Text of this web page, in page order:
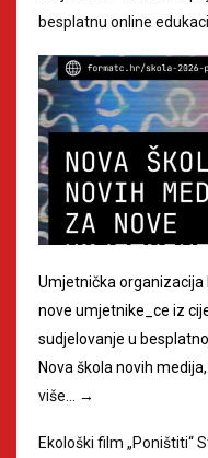
besplatnu online
Umjetnička organizacija
nove umjetnike_ce iz
sudjelovanje u
Nova škola novih
više…
→
Ekološki film „Poništiti“